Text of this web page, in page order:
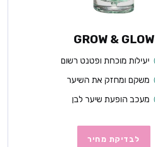
GROW & GLOW
יעילות מוכחת ופטנט רשום
משקם ומחזק את השיער
מעכב הופעת שיער לבן
לבדיקת מחיר